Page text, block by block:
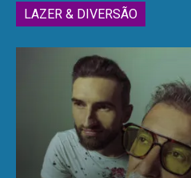
LAZER & DIVERSÃO